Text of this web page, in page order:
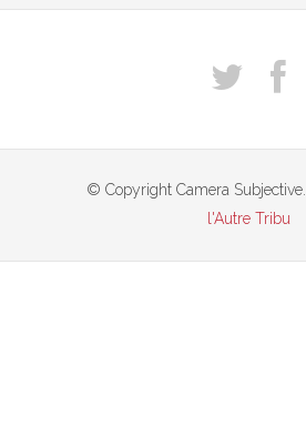
© Copyright Camera
l'Autre Tribu